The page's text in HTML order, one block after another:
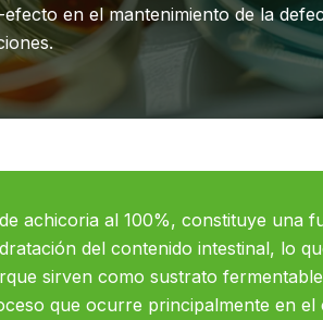
en el mantenimiento de la
achicoria al 100%, constituye una
del contenido intestinal, lo
sirven como sustrato
que ocurre principalmente en